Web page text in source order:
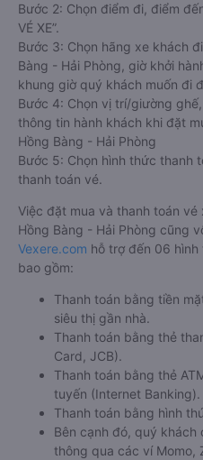
Bước 2: Chọn điểm đi, điểm
VÉ XE”.
Bước 3: Chọn hãng xe khách
Bàng - Hải Phòng, giờ khởi
khung giờ quý khách muốn đi
Bước 4: Chọn vị trí/giường
thông tin hành khách khi đặt
Hồng Bàng - Hải Phòng
Bước 5: Chọn hình thức thanh
thanh toán vé.
Việc đặt mua và thanh toán
Hồng Bàng - Hải Phòng cũng
Vexere.com hỗ trợ đến 06
bao gồm:
Thanh toán bằng tiền
siêu thị gần nhà.
Thanh toán bằng thẻ
Card, JCB).
Thanh toán bằng thẻ
tuyến (Internet Banking).
Thanh toán bằng hình
Bên cạnh đó, quý
thông qua các ví Momo,